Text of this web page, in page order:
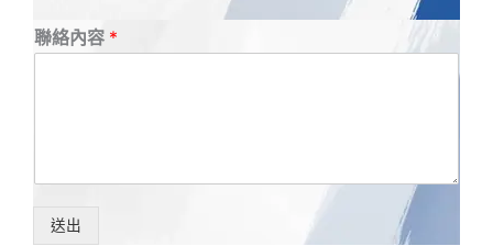
聯絡內容 *
送出